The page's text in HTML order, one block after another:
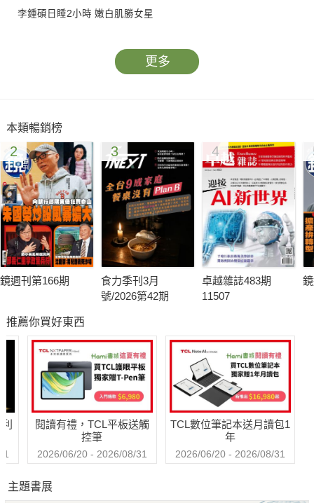
李鍾碩日睡2小時 嫩白肌勝女星
更多
本類暢銷榜
2
鏡週刊第166期
3
食力季刊3月
號/2026第42期
4
卓越雜誌483期
11507
推薦你買好東西
閱讀有禮，TCL平板送觸
控筆
2026/06/20 - 2026/08/31
TCL數位筆記本送月讀包1
年
2026/06/20 - 2026/08/31
主題書展